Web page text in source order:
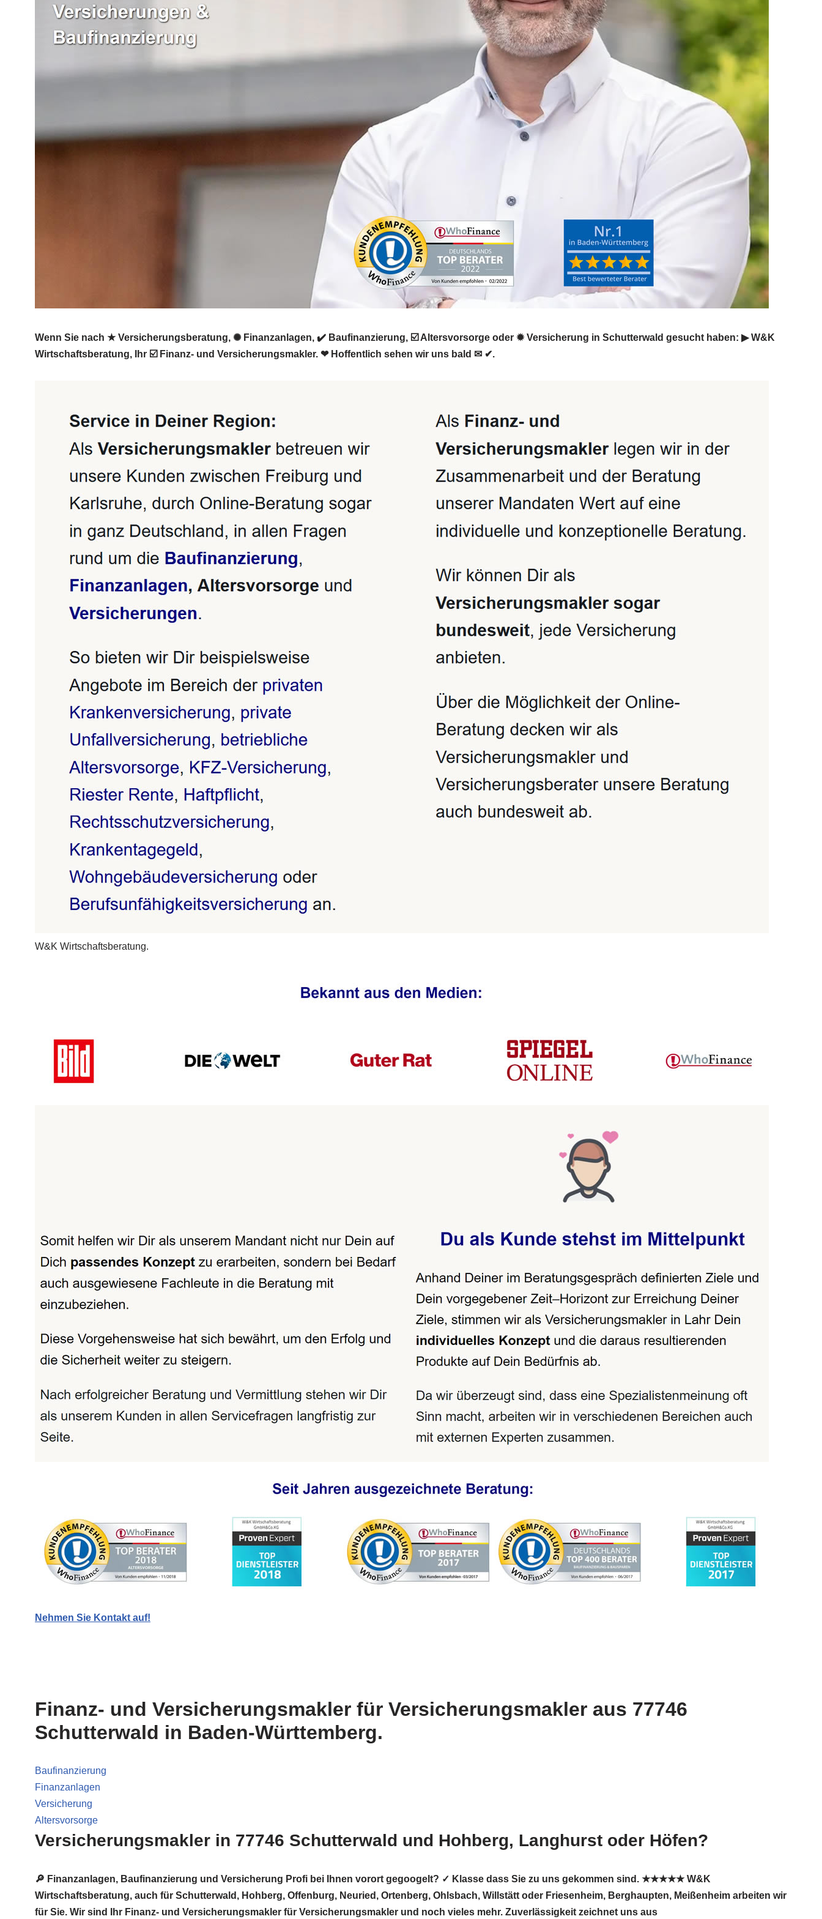
Wenn Sie nach ★ Versicherungsberatung, ✺ Finanzanlagen, ✔️ Baufinanzierung, ☑️ Altersvorsorge oder ✹ Versicherung in Schutterwald gesucht haben: ▶︎ W&K
Wirtschaftsberatung, Ihr ☑️ Finanz- und Versicherungsmakler. ❤ Hoffentlich sehen wir uns bald ✉ ✔.
W&K Wirtschaftsberatung.
Nehmen Sie Kontakt auf!
Finanz- und Versicherungsmakler für Versicherungsmakler aus 77746
Schutterwald in Baden-Württemberg.
Baufinanzierung
Finanzanlagen
Versicherung
Altersvorsorge
Versicherungsmakler in 77746 Schutterwald und Hohberg, Langhurst oder Höfen?
🔎 Finanzanlagen, Baufinanzierung und Versicherung Profi bei Ihnen vorort gegoogelt? ✓ Klasse dass Sie zu uns gekommen sind. ★★★★★ W&K
Wirtschaftsberatung, auch für Schutterwald, Hohberg, Offenburg, Neuried, Ortenberg, Ohlsbach, Willstätt oder Friesenheim, Berghaupten, Meißenheim arbeiten wir
für Sie. Wir sind Ihr Finanz- und Versicherungsmakler für Versicherungsmakler und noch vieles mehr. Zuverlässigkeit zeichnet uns aus